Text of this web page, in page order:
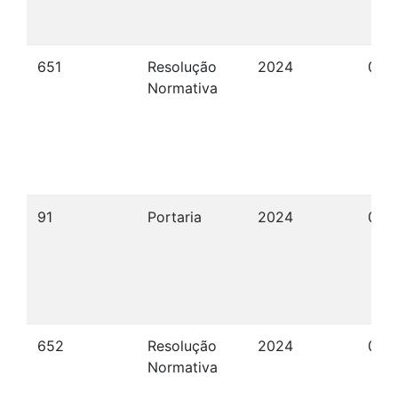
651
Resolução
Normativa
2024 01/
91 Portaria 2024 07/
652
Resolução
Normativa
2024 09/